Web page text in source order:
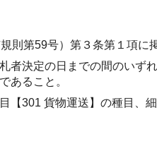
則第59号）第３条第１項に
者決定の日までの間のい
あること。
【301 貨物運送】の種目、